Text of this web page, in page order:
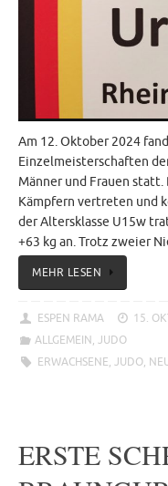
Am 12. Oktober 2024
Einzelmeisterschaften
Männer und Frauen
Kämpfern vertreten und
der Altersklasse U15w
+63 kg an. Trotz zweier
MEHR LESEN
ESPEN RAMA
15.
ALLGEMEIN, JUDO
ERWACHSENE, JUDO,
ERSTE